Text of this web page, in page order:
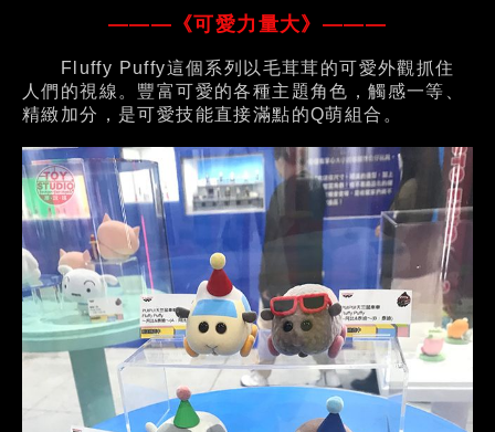
———《可愛力量大》———
Fluffy Puffy這個系列以毛茸茸的可愛外觀抓住
人們的視線。豐富可愛的各種主題角色，觸感一等、
精緻加分，是可愛技能直接滿點的Q萌組合。